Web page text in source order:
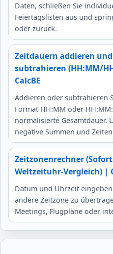
Daten, schließen Sie
Feiertagslisten aus und
oder zurück.
Zeitdauern addieren und
subtrahieren (HH:MM/
CalcBE
Addieren oder subtrahieren
Format HH:MM oder
normalisierte Gesamtdauer.
negative Summen und
Zeitzonenrechner
Weltzeituhr-Vergleich) |
Datum und Uhrzeit
andere Zeitzone zu
Meetings, Flugpläne oder